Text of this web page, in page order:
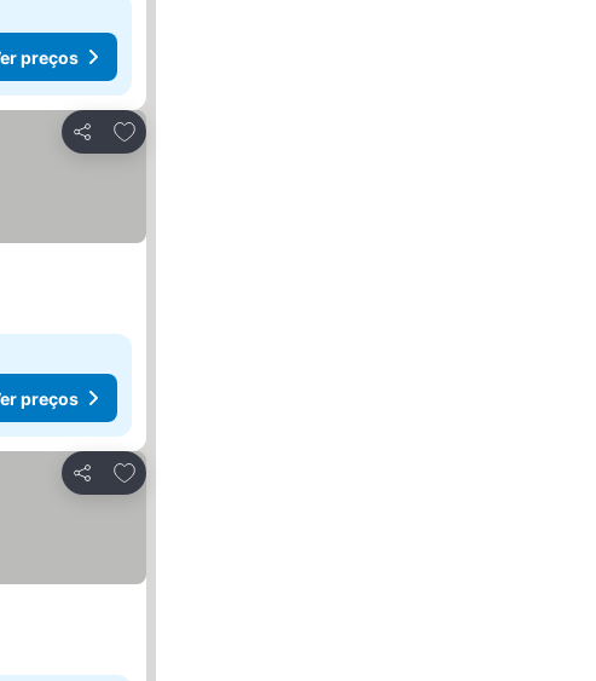
preços
Partilhar
Adicionar aos favoritos
preços
Partilhar
Adicionar aos favoritos